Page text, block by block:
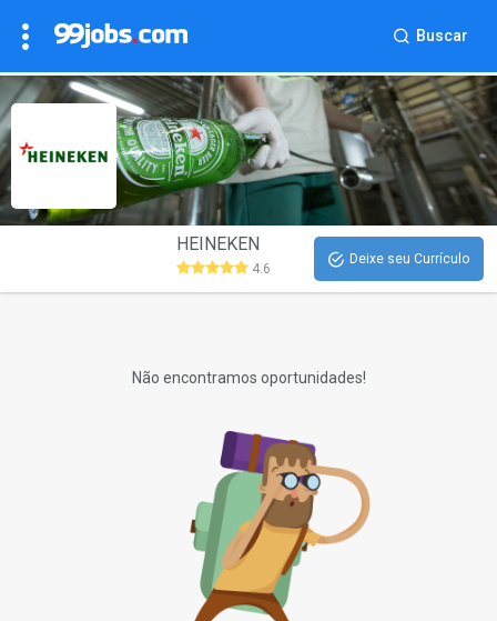
Buscar
HEINEKEN
4.6
Deixe seu Currículo
Não encontramos oportunidades!